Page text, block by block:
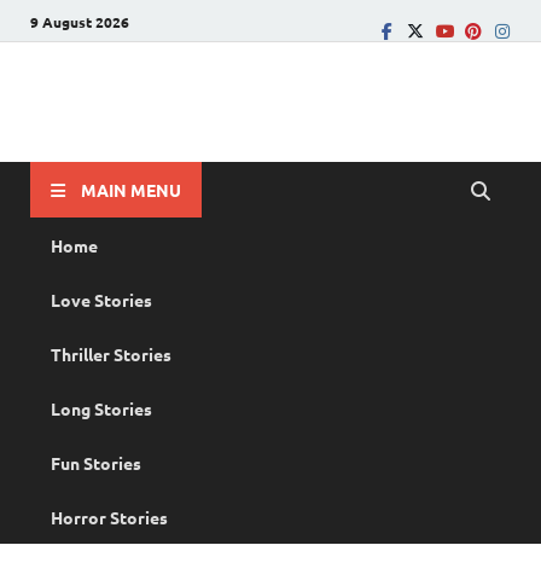
9 August 2026
MAIN MENU
Home
Love Stories
Thriller Stories
Long Stories
Fun Stories
Horror Stories